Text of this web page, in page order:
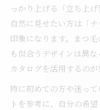
っかり上げる「立ち上
自然に見せたい方は「
印象になります。まつ
も似合うデザインは異
カタログを活用するのが
特に初めての方や迷っ
トを参考に、自分の希